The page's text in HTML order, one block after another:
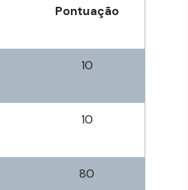
Pontuação
10
10
80